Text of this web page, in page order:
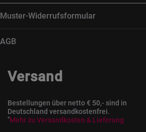
Muster-Widerrufsformular
AGB
Versand
Bestellungen über netto € 50,- sind in
Deutschland versandkostenfrei.
*Mehr zu Versandkosten & Lieferung